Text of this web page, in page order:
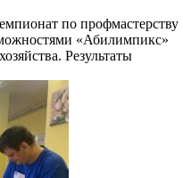
по профмастерству
«Абилимпикс»
Результаты